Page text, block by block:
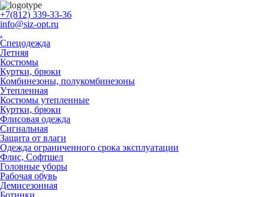
+7(812) 339-33-36
info@siz-opt.ru
.
Спецодежда
Летняя
Костюмы
Куртки, брюки
Комбинезоны, полукомбинезоны
Утепленная
Костюмы утепленные
Куртки, брюки
Флисовая одежда
Сигнальная
Защита от влаги
Одежда ограниченного срока эксплуатации
Флиc, Софтшел
Головные уборы
Рабочая обувь
Демисезонная